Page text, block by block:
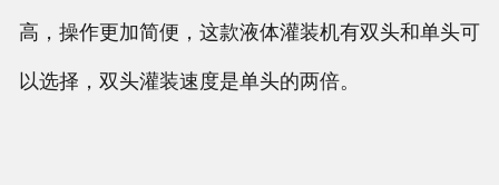
高，操作更加简便，这款液体灌装机有双头和单头可
以选择，双头灌装速度是单头的两倍。